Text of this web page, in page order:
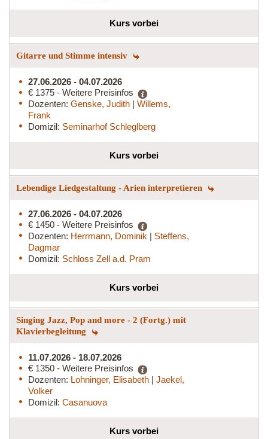
Kurs vorbei
Gitarre und Stimme intensiv
27.06.2026 - 04.07.2026
€ 1375 - Weitere Preisinfos
Dozenten: Genske, Judith | Willems,
Frank
Domizil: Seminarhof Schleglberg
Kurs vorbei
Lebendige Liedgestaltung - Arien interpretieren
27.06.2026 - 04.07.2026
€ 1450 - Weitere Preisinfos
Dozenten: Herrmann, Dominik | Steffens,
Dagmar
Domizil: Schloss Zell a.d. Pram
Kurs vorbei
Singing Jazz, Pop and more - 2 (Fortg.) mit
Klavierbegleitung
11.07.2026 - 18.07.2026
€ 1350 - Weitere Preisinfos
Dozenten: Lohninger, Elisabeth | Jaekel,
Volker
Domizil: Casanuova
Kurs vorbei